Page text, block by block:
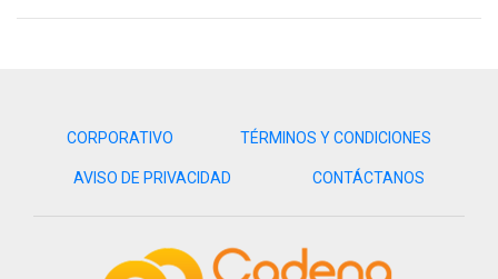
CORPORATIVO TÉRMINOS Y CONDICIONES
AVISO DE PRIVACIDAD CONTÁCTANOS